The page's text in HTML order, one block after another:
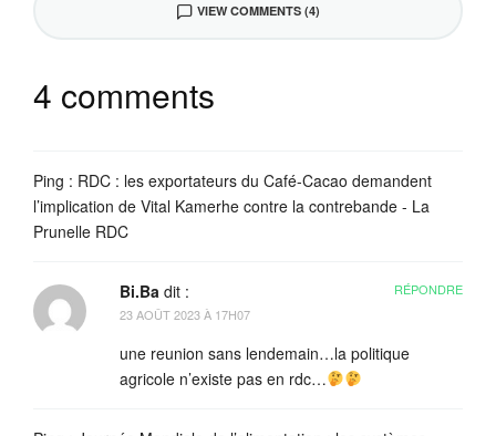
VIEW COMMENTS (4)
4 comments
Ping : RDC : les exportateurs du Café-Cacao demandent
l’implication de Vital Kamerhe contre la contrebande - La
Prunelle RDC
Bi.Ba dit :
23 AOÛT 2023 À 17H07
une reunion sans lendemain…la politique
agricole n’existe pas en rdc…
RÉPONDRE